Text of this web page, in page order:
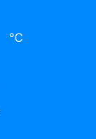
℃